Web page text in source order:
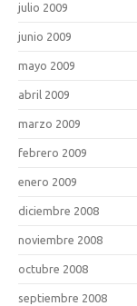
julio 2009
junio 2009
mayo 2009
abril 2009
marzo 2009
febrero 2009
enero 2009
diciembre 2008
noviembre 2008
octubre 2008
septiembre 2008